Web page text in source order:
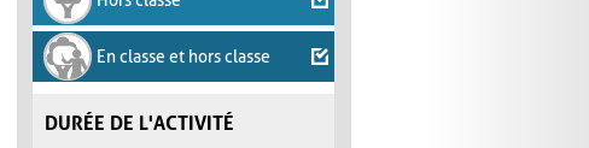
En classe et hors classe
DURÉE DE L'ACTIVITÉ